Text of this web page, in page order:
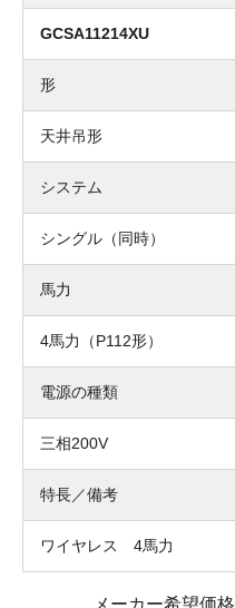
GCSA11214XU
形
天井吊形
システム
シングル（同時）
馬力
4馬力（P112形）
電源の種類
三相200V
特長／備考
ワイヤレス 4馬力
メーカー希望価格